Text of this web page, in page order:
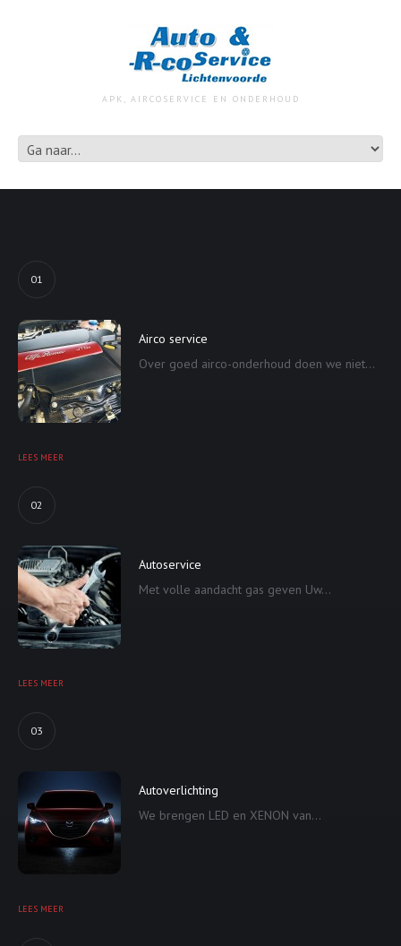
APK, AIRCOSERVICE EN ONDERHOUD
01
Airco service
Over goed airco-onderhoud doen we niet...
LEES MEER
02
Autoservice
Met volle aandacht gas geven Uw...
LEES MEER
03
Autoverlichting
We brengen LED en XENON van...
LEES MEER